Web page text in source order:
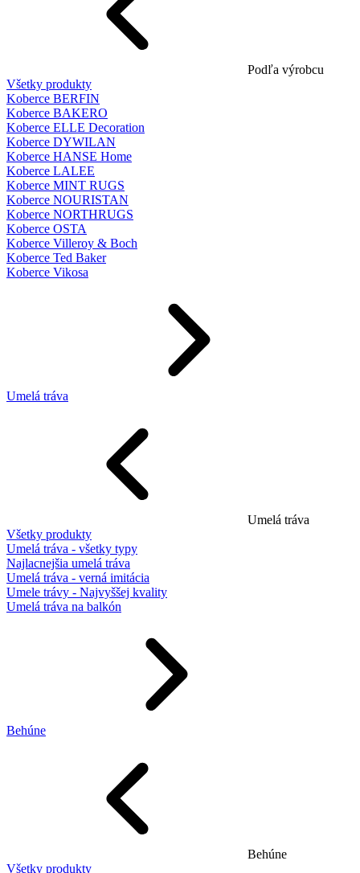
Podľa výrobcu
Všetky produkty
Koberce BERFIN
Koberce BAKERO
Koberce ELLE Decoration
Koberce DYWILAN
Koberce HANSE Home
Koberce LALEE
Koberce MINT RUGS
Koberce NOURISTAN
Koberce NORTHRUGS
Koberce OSTA
Koberce Villeroy & Boch
Koberce Ted Baker
Koberce Vikosa
Umelá tráva
Umelá tráva
Všetky produkty
Umelá tráva - všetky typy
Najlacnejšia umelá tráva
Umelá tráva - verná imitácia
Umele trávy - Najvyššej kvality
Umelá tráva na balkón
Behúne
Behúne
Všetky produkty